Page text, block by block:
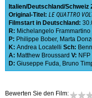
Italien Deutschland Schweiz
Original-Titel: LE QUATTRO
Filmstart in Deutschland:
R: Michelangelo Frammartino
P: Philippe Bober, Marta
K: Andrea Locatelli Sch:
A: Matthew Broussard V: NFP
D: Giuseppe Fuda, Bruno
Bewerten Sie den Film: